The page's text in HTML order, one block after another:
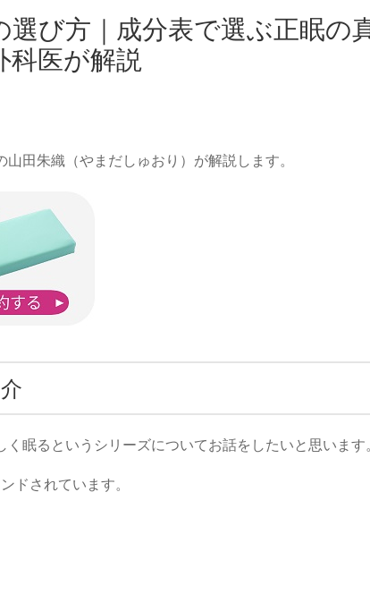
び方｜成分表で選ぶ正眠の
科医が解説
山田朱織（やまだしゅおり）が解説します。
眠るというシリーズについてお話をしたいと思います
ドされています。